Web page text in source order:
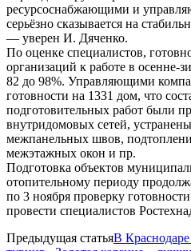
ресурсоснабжающими и
серьёзно сказывается на
— уверен И. Дяченко.
По оценке специалистов,
организаций к работе в осенне-
82 до 98%. Управляющими
готовности на 1331 дом, что
подготовительных работ были
внутридомовых сетей,
межпанельных швов,
межэтажных окон и пр.
Подготовка объектов
отопительному периоду
по 3 ноября проверку
провести специалистов
Предыдущая статьяВ